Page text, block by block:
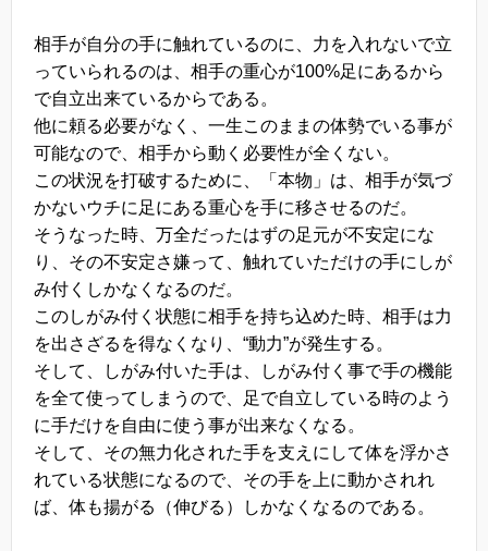
相手が自分の手に触れているのに、力を入れないで立
っていられるのは、相手の重心が100%足にあるから
で自立出来ているからである。
他に頼る必要がなく、一生このままの体勢でいる事が
可能なので、相手から動く必要性が全くない。
この状況を打破するために、「本物」は、相手が気づ
かないウチに足にある重心を手に移させるのだ。
そうなった時、万全だったはずの足元が不安定にな
り、その不安定さ嫌って、触れていただけの手にしが
み付くしかなくなるのだ。
このしがみ付く状態に相手を持ち込めた時、相手は力
を出さざるを得なくなり、“動力”が発生する。
そして、しがみ付いた手は、しがみ付く事で手の機能
を全て使ってしまうので、足で自立している時のよう
に手だけを自由に使う事が出来なくなる。
そして、その無力化された手を支えにして体を浮かさ
れている状態になるので、その手を上に動かされれ
ば、体も揚がる（伸びる）しかなくなるのである。